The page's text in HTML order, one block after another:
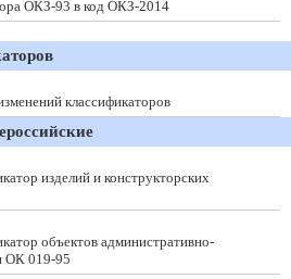
ОКЗ-93 в код ОКЗ-2014
классификаторов
изделий и конструкторских
объектов административно-
ОК 019-95